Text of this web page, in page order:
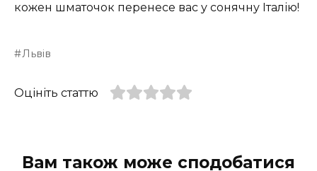
кожен шматочок перенесе вас у сонячну Італію!
Львів
Оцініть статтю
Вам також може сподобатися